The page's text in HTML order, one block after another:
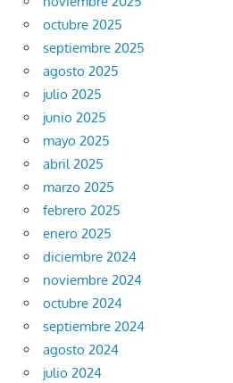
octubre 2025
septiembre 2025
agosto 2025
julio 2025
junio 2025
mayo 2025
abril 2025
marzo 2025
febrero 2025
enero 2025
diciembre 2024
noviembre 2024
octubre 2024
septiembre 2024
agosto 2024
julio 2024